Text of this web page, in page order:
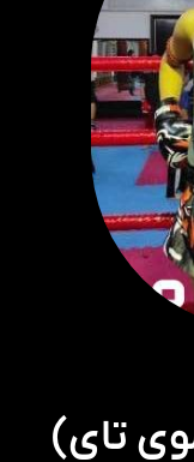
تای)